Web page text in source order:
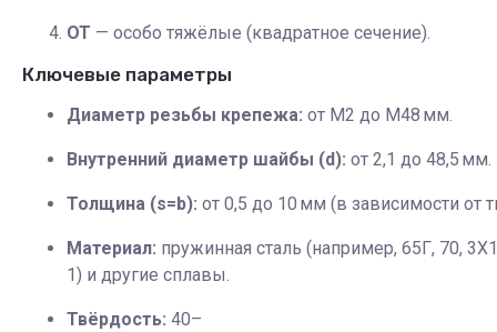
ОТ — особо тяжёлые (квадратное сечение).
Ключевые параметры
Диаметр резьбы крепежа: от M2 до M48 мм.
Внутренний диаметр шайбы (d): от 2,1 до 48,5 мм.
Толщина (s=b): от 0,5 до 10 мм (в зависимости от
Материал: пружинная сталь (например, 65Г, 70,
1) и другие сплавы.
Твёрдость: 40–